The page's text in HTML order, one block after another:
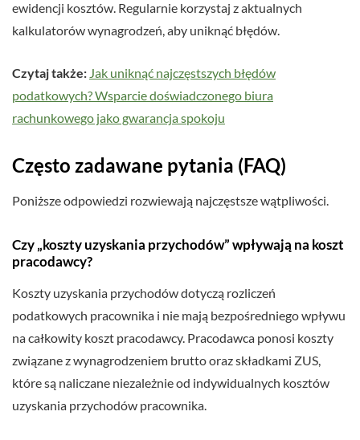
ewidencji kosztów. Regularnie korzystaj z aktualnych
kalkulatorów wynagrodzeń, aby uniknąć błędów.
Czytaj także: Jak uniknąć najczęstszych błędów
podatkowych? Wsparcie doświadczonego biura
rachunkowego jako gwarancja spokoju
Często zadawane pytania (FAQ)
Poniższe odpowiedzi rozwiewają najczęstsze wątpliwości.
Czy „koszty uzyskania przychodów” wpływają na koszt
pracodawcy?
Koszty uzyskania przychodów dotyczą rozliczeń
podatkowych pracownika i nie mają bezpośredniego wpływu
na całkowity koszt pracodawcy. Pracodawca ponosi koszty
związane z wynagrodzeniem brutto oraz składkami ZUS,
które są naliczane niezależnie od indywidualnych kosztów
uzyskania przychodów pracownika.